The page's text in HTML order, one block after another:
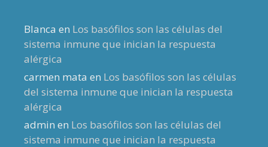
Blanca en Los basófilos son las células del
sistema inmune que inician la respuesta
alérgica
carmen mata en Los basófilos son las células
del sistema inmune que inician la respuesta
alérgica
admin en Los basófilos son las células del
sistema inmune que inician la respuesta